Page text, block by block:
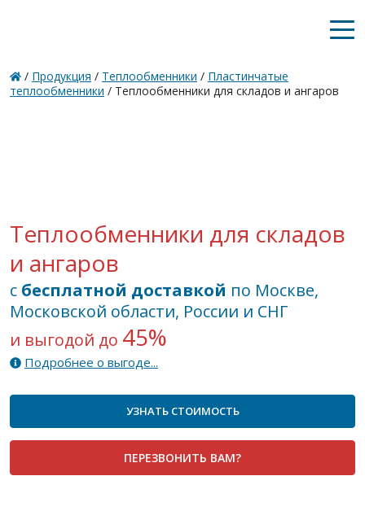
/ Продукция / Теплообменники / Пластинчатые
теплообменники / Теплообменники для складов и ангаров
Теплообменники для складов
и ангаров
с бесплатной доставкой по Москве,
Московской области, России и СНГ
и выгодой до 45%
Подробнее о выгоде...
УЗНАТЬ СТОИМОСТЬ
ПЕРЕЗВОНИТЬ ВАМ?